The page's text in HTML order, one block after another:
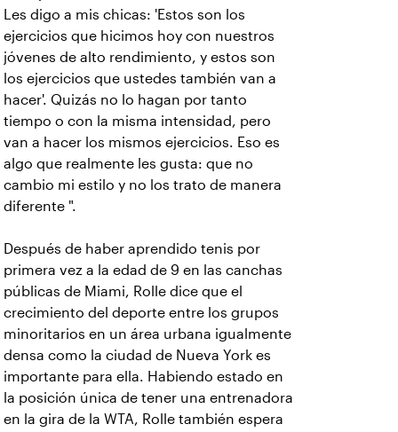
Les digo a mis chicas: 'Estos son los
ejercicios que hicimos hoy con nuestros
jóvenes de alto rendimiento, y estos son
los ejercicios que ustedes también van a
hacer'. Quizás no lo hagan por tanto
tiempo o con la misma intensidad, pero
van a hacer los mismos ejercicios. Eso es
algo que realmente les gusta: que no
cambio mi estilo y no los trato de manera
diferente ".
Después de haber aprendido tenis por
primera vez a la edad de 9 en las canchas
públicas de Miami, Rolle dice que el
crecimiento del deporte entre los grupos
minoritarios en un área urbana igualmente
densa como la ciudad de Nueva York es
importante para ella. Habiendo estado en
la posición única de tener una entrenadora
en la gira de la WTA, Rolle también espera